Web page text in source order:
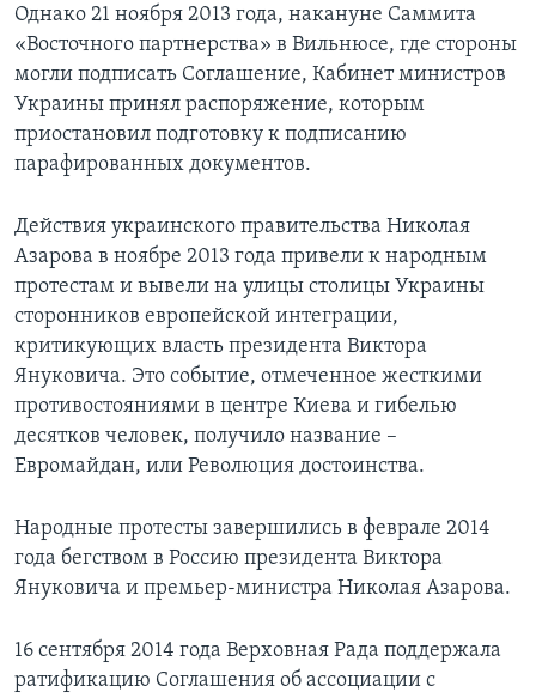
Однако 21 ноября 2013 года, накануне Саммита
«Восточного партнерства» в Вильнюсе, где стороны
могли подписать Соглашение, Кабинет министров
Украины принял распоряжение, которым
приостановил подготовку к подписанию
парафированных документов.
Действия украинского правительства Николая
Азарова в ноябре 2013 года привели к народным
протестам и вывели на улицы столицы Украины
сторонников европейской интеграции,
критикующих власть президента Виктора
Януковича. Это событие, отмеченное жесткими
противостояниями в центре Киева и гибелью
десятков человек, получило название –
Евромайдан, или Революция достоинства.
Народные протесты завершились в феврале 2014
года бегством в Россию президента Виктора
Януковича и премьер-министра Николая Азарова.
16 сентября 2014 года Верховная Рада поддержала
ратификацию Соглашения об ассоциации с